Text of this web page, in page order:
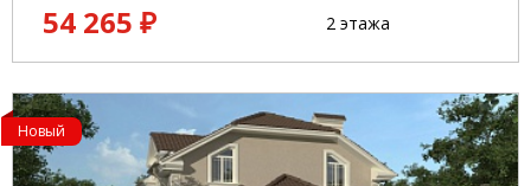
54 265 ₽
2 этажа
Новый